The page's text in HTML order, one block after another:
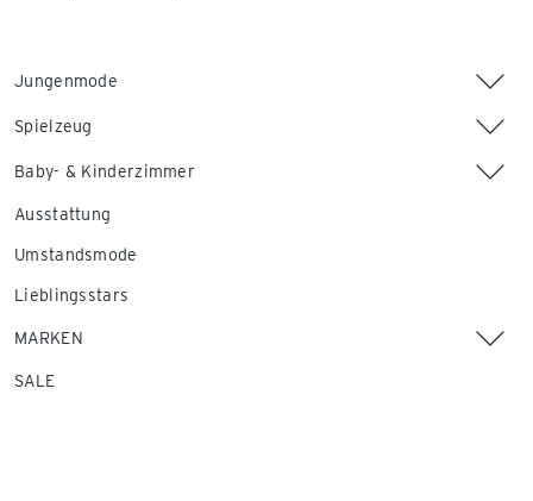
Jungenmode
Spielzeug
Baby- & Kinderzimmer
Ausstattung
Umstandsmode
Lieblingsstars
MARKEN
SALE